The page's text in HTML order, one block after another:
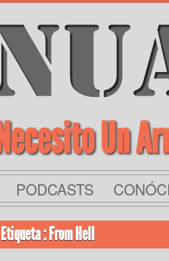
Necesito Un
PODCASTS
Etiqueta : From Hell